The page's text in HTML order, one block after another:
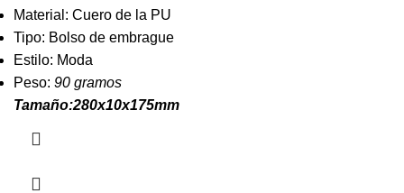
Material: Cuero de la PU
Tipo: Bolso de embrague
Estilo: Moda
Peso: 90 gramos
Tamaño:280x10x175mm